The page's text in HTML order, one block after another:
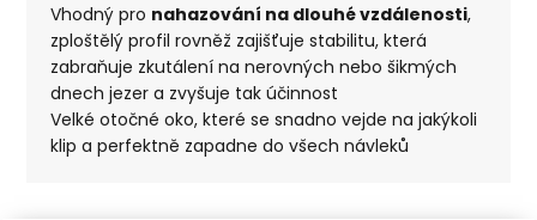
Vhodný pro nahazování na dlouhé vzdálenosti,
zploštělý profil rovněž zajišťuje stabilitu, která
zabraňuje zkutálení na nerovných nebo šikmých
dnech jezer a zvyšuje tak účinnost
Velké otočné oko, které se snadno vejde na jakýkoli
klip a perfektně zapadne do všech návleků